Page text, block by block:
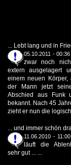
... Lebt lang und in
05.10.2011 - 00:36
zwar noch
extern ausgelagert
einem neuen
der Mann jetzt
Abschied aus Funk
bekannt. Nach 45
zieht er nun die
... und immer schön
11.06.2010 - 11:00
läuft die
sehr gut ... ...